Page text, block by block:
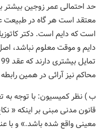
حد احتمالی عمر زوجین
معتقد است هر گاه در طبیعت
است که دایم است. دکتر
دایم و موقت معلوم نباشد،
محاکم نیز آرائی در همین
قانون مدنی مبنی بر اینکه «
معینی واقع شده باشد.» و با